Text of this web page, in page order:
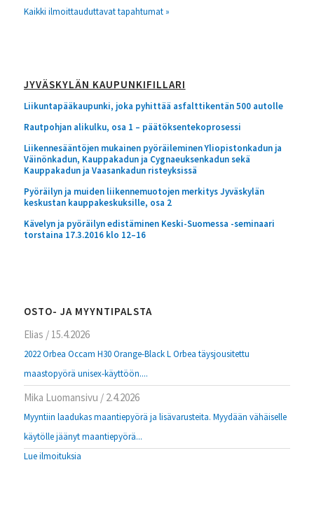
Kaikki ilmoittauduttavat tapahtumat »
JYVÄSKYLÄN KAUPUNKIFILLARI
Liikuntapääkaupunki, joka pyhittää asfalttikentän 500 autolle
Rautpohjan alikulku, osa 1 – päätöksentekoprosessi
Liikennesääntöjen mukainen pyöräileminen Yliopistonkadun ja
Väinönkadun, Kauppakadun ja Cygnaeuksenkadun sekä
Kauppakadun ja Vaasankadun risteyksissä
Pyöräilyn ja muiden liikennemuotojen merkitys Jyväskylän
keskustan kauppakeskuksille, osa 2
Kävelyn ja pyöräilyn edistäminen Keski-Suomessa -seminaari
torstaina 17.3.2016 klo 12–16
OSTO- JA MYYNTIPALSTA
Elias / 15.4.2026
2022 Orbea Occam H30 Orange-Black L Orbea täysjousitettu
maastopyörä unisex-käyttöön....
Mika Luomansivu / 2.4.2026
Myyntiin laadukas maantiepyörä ja lisävarusteita. Myydään vähäiselle
käytölle jäänyt maantiepyörä...
Lue ilmoituksia